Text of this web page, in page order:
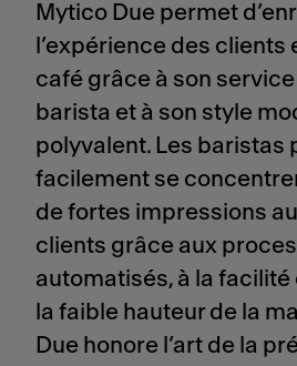
Mytico Due permet
l’expérience des clients
café grâce à son
barista et à son style
polyvalent. Les baristas
facilement se
de fortes impressions
clients grâce aux
automatisés, à la facilité
la faible hauteur de la
Due honore l’art de la